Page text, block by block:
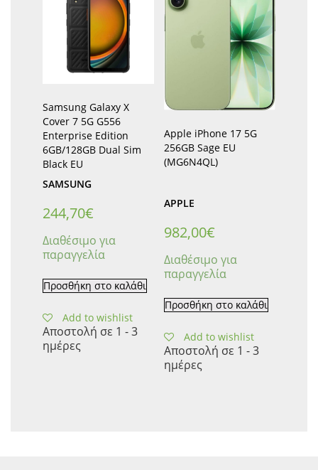
Samsung Galaxy X
Cover 7 5G G556
Enterprise Edition
6GB/128GB Dual Sim
Black EU
SAMSUNG
244,70€
Διαθέσιμο για
παραγγελία
Προσθήκη στο καλάθι
Add to wishlist
Αποστολή σε 1 - 3
ημέρες
Apple iPhone 17 5G
256GB Sage EU
(MG6N4QL)
APPLE
982,00€
Διαθέσιμο για
παραγγελία
Προσθήκη στο καλάθι
Add to wishlist
Αποστολή σε 1 - 3
ημέρες